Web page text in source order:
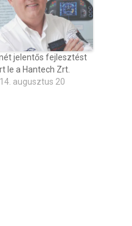
jelentős fejlesztést
le a Hantech Zrt.
augusztus 20